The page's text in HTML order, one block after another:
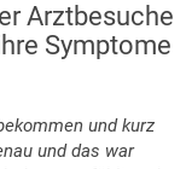
Arztbesuche
Symptome
und kurz
und das war